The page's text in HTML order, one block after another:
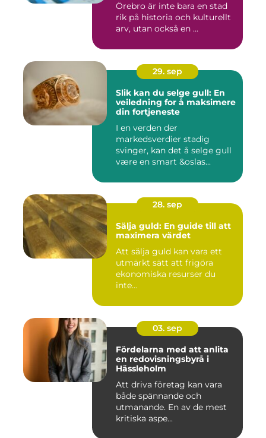
Örebro är inte bara en stad
rik på historia och kulturellt
arv, utan också en ...
29. sep
Slik kan du selge gull: En
veiledning for å maksimere
din fortjeneste
I en verden der
markedsverdier stadig
svinger, kan det å selge gull
være en smart &oslas...
28. sep
Sälja guld: En guide till att
maximera värdet
Att sälja guld kan vara ett
utmärkt sätt att frigöra
ekonomiska resurser du
inte...
03. sep
Fördelarna med att anlita
en redovisningsbyrå i
Hässleholm
Att driva företag kan vara
både spännande och
utmanande. En av de mest
kritiska aspe...